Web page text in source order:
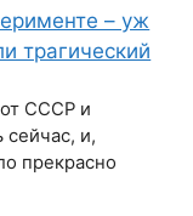
– уж
трагический
СССР и
сейчас, и,
прекрасно